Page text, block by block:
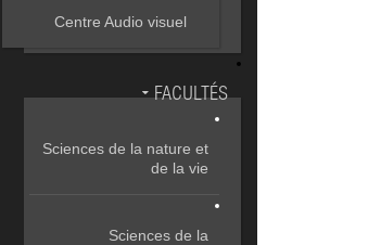
Centre Audio visuel
FACULTÉS
Sciences de la nature et
de la vie
Sciences de la